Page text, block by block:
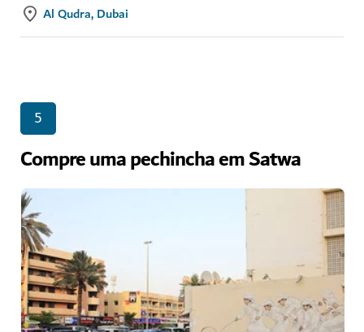
Al Qudra, Dubai
5
Compre uma pechincha em Satwa